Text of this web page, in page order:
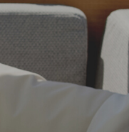
Konto erstellen
Passwort vergessen?